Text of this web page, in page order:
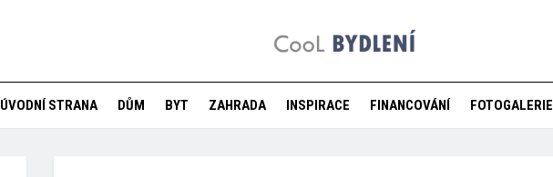
ÚVODNÍ STRANA DŮM BYT ZAHRADA INSPIRACE FINANCOVÁNÍ FOTOGALERIE